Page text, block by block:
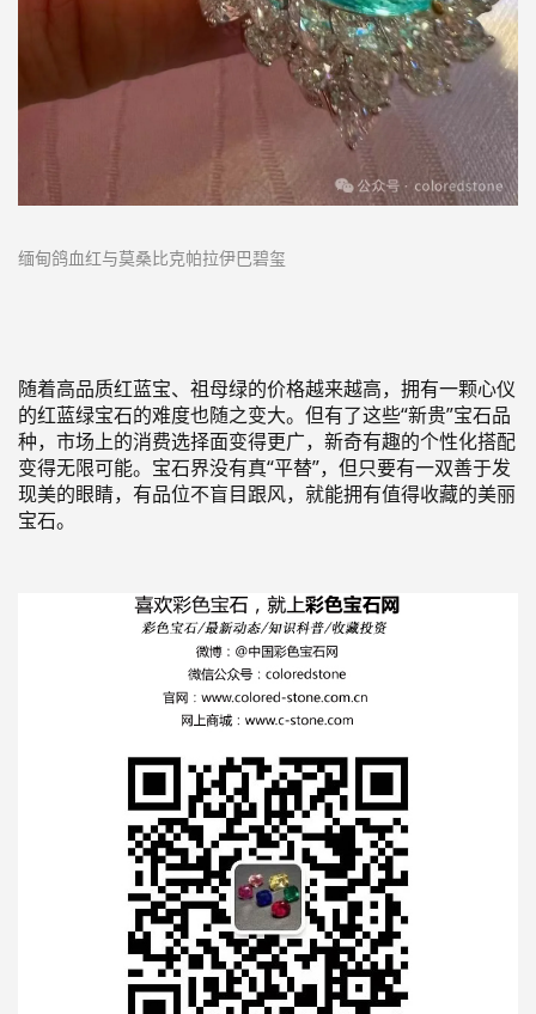
缅甸鸽血红与莫桑比克帕拉伊巴碧玺
随着高品质红蓝宝、祖母绿的价格越来越高，拥有一颗心仪
的红蓝绿宝石的难度也随之变大。但有了这些“新贵”宝石品
种，市场上的消费选择面变得更广， 新奇有趣的个性化搭配
变得无限可能。宝石界没有真“平替”，但只要有一双善于发
现美的眼睛，有品位不盲目跟风，就能拥有值得收藏的美丽
宝石。